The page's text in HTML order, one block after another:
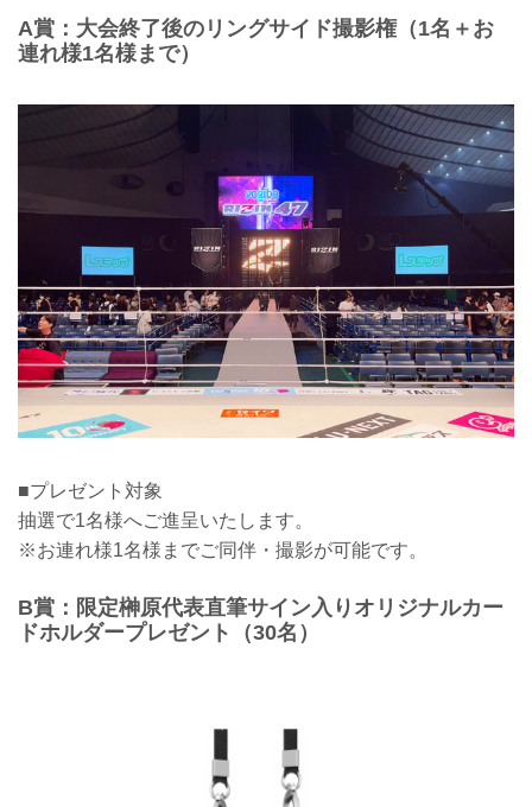
A賞：大会終了後のリングサイド撮影権（1名＋お
連れ様1名様まで）
■プレゼント対象
抽選で1名様へご進呈いたします。
※お連れ様1名様までご同伴・撮影が可能です。
B賞：限定榊原代表直筆サイン入りオリジナルカー
ドホルダープレゼント（30名）